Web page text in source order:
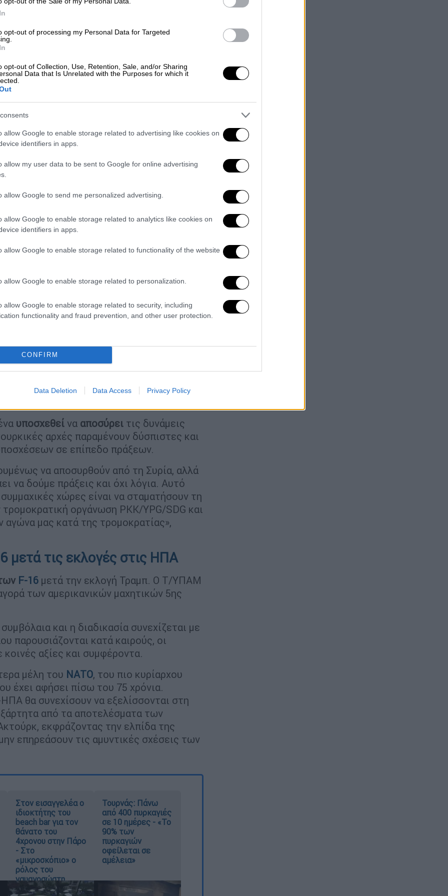
opt-out of processing my Personal Data for Targeted
opt-out of Collection, Use, Retention, Sale, and/or Sharing
Data that Is Unrelated with the Purposes for which it
allow Google to enable storage related to advertising like cookies on
identifiers in apps.
allow my user data to be sent to Google for online advertising
allow Google to send me personalized advertising.
allow Google to enable storage related to analytics like cookies on
identifiers in apps.
allow Google to enable storage related to functionality of the website
allow Google to enable storage related to personalization.
allow Google to enable storage related to security, including
functionality and fraud prevention, and other user protection.
CONFIRM
Data Deletion Data Access Privacy Policy
εξελίξεις που θα μπορούσαν να
και να αποτελέσουν απειλή για την
για βοήθεια προς την ΕΔΝΚ είχαν
και στο παρελθόν έτσι και σήμερα αλλά
από το χέρι της για την ασφάλεια,
στο πλαίσιο των εγγυητικών
να λαμβάνει τα απαραίτητα
προστασία των δικαιωμάτων και των
το κόστος», δήλωσε ο εκπρόσωπος
, οισχέσειςμε τηνΕλλάδαφαίνεται να
το τουρκικό ΥΠΑΜ.
Εμπιστοσύνης
μεταξύ της
οι δύο πλευρές συμφώνησαν για
καθορίστηκαν για το 2024 και την
που συμφωνήθηκαν για το 2025. Η
θετικό κλίμα. Η επόμενη συνάντηση θα
ο αρχιπλοίαρχος Ζεκί Ακτούρκ.
πράξεις και όχι λόγια»
στο
αμερικανικών στρατευμάτων από Συρία
Τουρκίας-ΗΠΑ. Επισήμανε ότι η
από τους συμμάχους της, απαιτώντας
προς τους Κούρδους, τους οποίους
υποσχεθεί να αποσύρει τις δυνάμεις
αρχές παραμένουν δύσπιστες και
σε επίπεδο πράξεων.
να αποσυρθούν από τη Συρία, αλλά
να δούμε πράξεις και όχι λόγια. Αυτό
χώρες είναι να σταματήσουν τη
οργάνωση PKK/YPG/SDG και
αγώνα μας κατά της τρομοκρατίας»,
μετά τις εκλογές στις ΗΠΑ
F-16 μετά την εκλογή Τραμπ. Ο Τ/ΥΠΑΜ
των αμερικανικών μαχητικών 5ης
και η διαδικασία συνεχίζεται με
παρουσιάζονται κατά καιρούς, οι
αξίες και συμφέροντα.
μέλη του ΝΑΤΟ, του πιο κυρίαρχου
έχει αφήσει πίσω του 75 χρόνια.
θα συνεχίσουν να εξελίσσονται στη
από τα αποτελέσματα των
εκφράζοντας την ελπίδα της
επηρεάσουν τις αμυντικές σχέσεις των
Στον εισαγγελέα ο
ιδιοκτήτης του
beach bar για τον
θάνατο του
4χρονου στην Πάρο
- Στο
«μικροσκόπιο» ο
ρόλος του
ναυαγοσώστη
Τουρνάς: Πάνω
από 400 πυρκαγιές
σε 10 ημέρες - «Το
90% των
πυρκαγιών
οφείλεται σε
αμέλεια»